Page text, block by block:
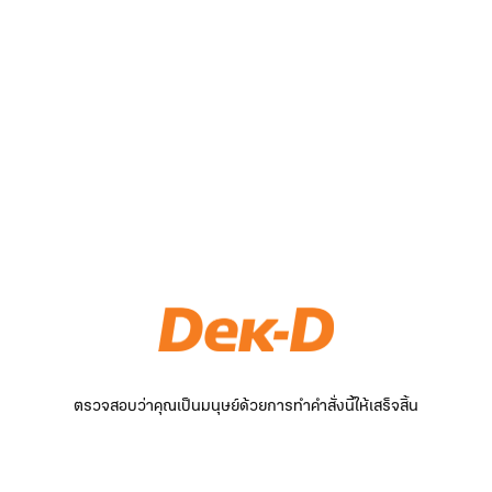
ตรวจสอบว่าคุณเป็นมนุษย์ด้วยการทำคำสั่งนี้ให้เสร็จสิ้น